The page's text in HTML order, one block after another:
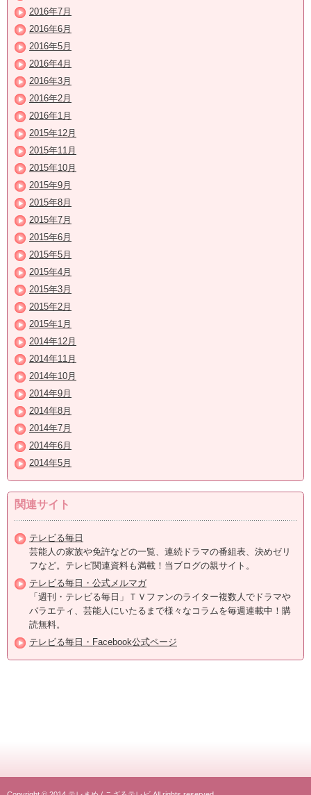
2016年7月
2016年6月
2016年5月
2016年4月
2016年3月
2016年2月
2016年1月
2015年12月
2015年11月
2015年10月
2015年9月
2015年8月
2015年7月
2015年6月
2015年5月
2015年4月
2015年3月
2015年2月
2015年1月
2014年12月
2014年11月
2014年10月
2014年9月
2014年8月
2014年7月
2014年6月
2014年5月
関連サイト
テレビる毎日
芸能人の家族や免許などの一覧、連続ドラマの番組表、決めゼリ
フなど。テレビ関連資料も満載！当ブログの親サイト。
テレビる毎日・公式メルマガ
「週刊・テレビる毎日」ＴＶファンのライター複数人でドラマや
バラエティ、芸能人にいたるまで様々なコラムを毎週連載中！購
読無料。
テレビる毎日・Facebook公式ページ